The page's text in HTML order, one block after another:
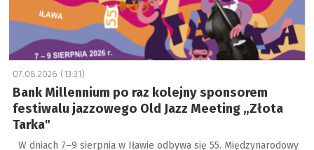
07.08.2026 (13:31)
Bank Millennium po raz kolejny sponsorem
festiwalu jazzowego Old Jazz Meeting „Złota
Tarka"
W dniach 7–9 sierpnia w Iławie odbywa się 55. Międzynarodowy